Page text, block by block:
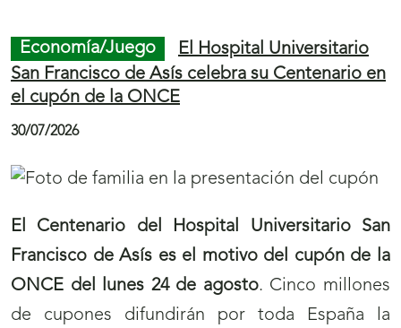
de
página
1
a
l
t
a
r
l
a
n
a
de
página
2
a
l
t
a
r
l
a
n
a
Economía/Juego
El Hospital Universitario
San Francisco de Asís celebra su Centenario en
el cupón de la ONCE
30/07/2026
El Centenario del Hospital Universitario San
Francisco de Asís es el motivo del cupón de la
ONCE del lunes 24 de agosto. Cinco millones
de cupones difundirán por toda España la